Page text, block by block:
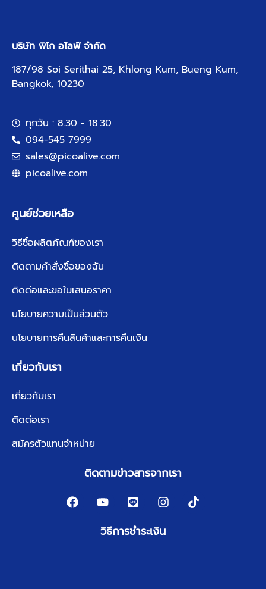
บริษัท พิโก อไลฟ์ จำกัด
187/98 Soi Serithai 25, Khlong Kum, Bueng Kum,
Bangkok, 10230
ทุกวัน : 8.30 - 18.30
094-545 7999
sales@picoalive.com
picoalive.com
ศูนย์ช่วยเหลือ
วิธีซื้อผลิตภัณฑ์ของเรา
ติดตามคำสั่งซื้อของฉัน
ติดต่อและขอใบเสนอราคา
นโยบายความเป็นส่วนตัว
นโยบายการคืนสินค้าและการคืนเงิน
เกี่ยวกับเรา
เกี่ยวกับเรา
ติดต่อเรา
สมัครตัวแทนจำหน่าย
ติดตามข่าวสารจากเรา
วิธีการชำระเงิน